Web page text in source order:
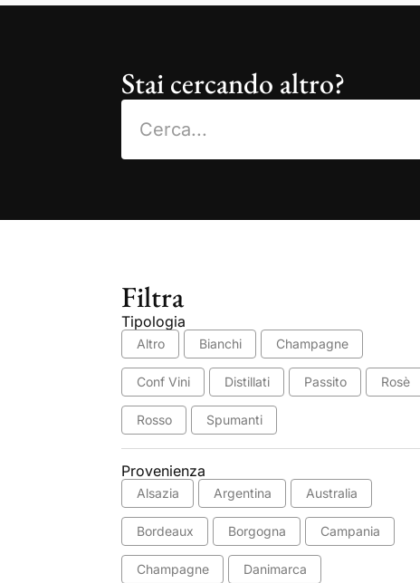
Stai cercando altro?
Filtra
Tipologia
Altro Bianchi Champagne
Conf Vini Distillati Passito Rosè
Rosso Spumanti
Provenienza
Alsazia Argentina Australia
Bordeaux Borgogna Campania
Champagne Danimarca